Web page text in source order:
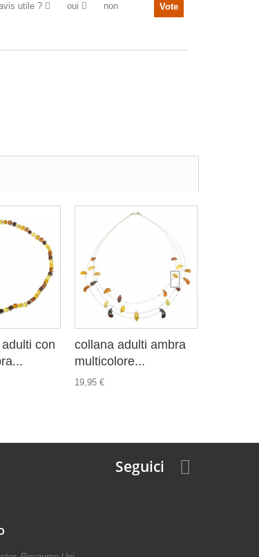
utile ? oui non
con
collana adulti ambra
multicolore...
19,95 €
Seguici